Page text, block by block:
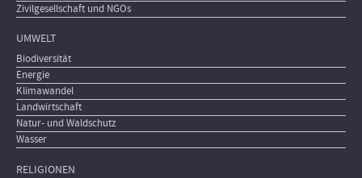
Zivilgesellschaft und NGOs
UMWELT
Biodiversität
Energie
Klimawandel
Landwirtschaft
Natur- und Waldschutz
Wasser
RELIGIONEN